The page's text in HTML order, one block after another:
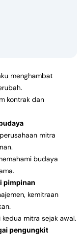
menghambat
kontrak dan
mitra
budaya
pimpinan
kemitraan
mitra sejak awal.
pengungkit